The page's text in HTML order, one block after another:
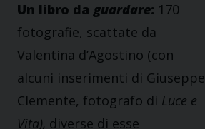
Un libro da guardare: 170
fotografie, scattate da
Valentina d’Agostino (con
alcuni inserimenti di Giuseppe
Clemente, fotografo di Luce e
Vita), diverse di esse